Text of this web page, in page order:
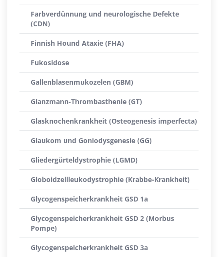
Farbverdünnung und neurologische Defekte
(CDN)
Finnish Hound Ataxie (FHA)
Fukosidose
Gallenblasenmukozelen (GBM)
Glanzmann-Thrombasthenie (GT)
Glasknochenkrankheit (Osteogenesis imperfecta)
Glaukom und Goniodysgenesie (GG)
Gliedergürteldystrophie (LGMD)
Globoidzellleukodystrophie (Krabbe-Krankheit)
Glycogenspeicherkrankheit GSD 1a
Glycogenspeicherkrankheit GSD 2 (Morbus
Pompe)
Glycogenspeicherkrankheit GSD 3a